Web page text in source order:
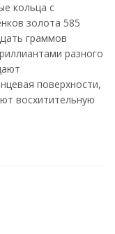
кольца с
золота 585
граммов
разного
поверхности,
восхитительную